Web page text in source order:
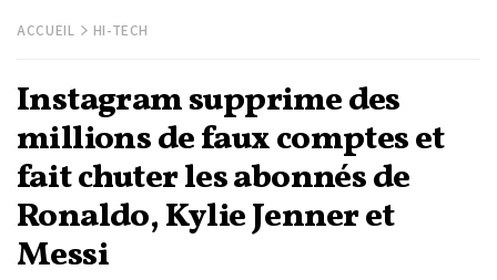
ACCUEIL HI-TECH
Instagram supprime des
millions de faux comptes et
fait chuter les abonnés de
Ronaldo, Kylie Jenner et
Messi